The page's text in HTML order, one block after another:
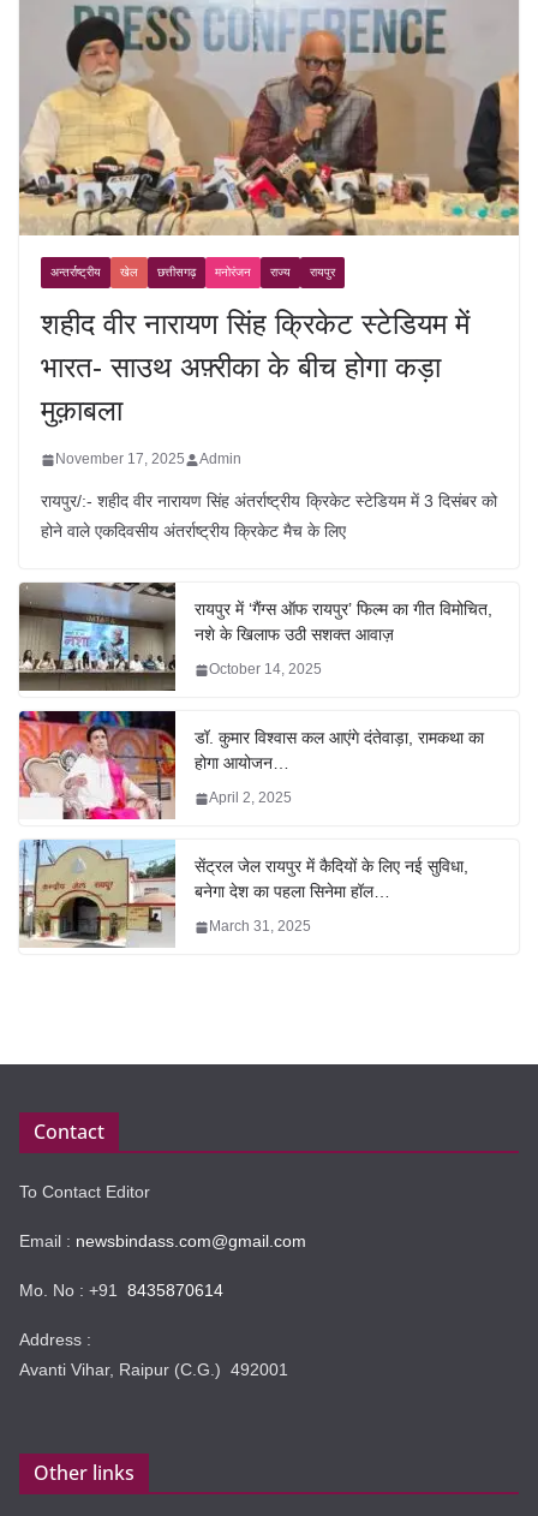
अन्तर्राष्ट्रीय खेल छत्तीसगढ़ मनोरंजन राज्य रायपुर
शहीद वीर नारायण सिंह क्रिकेट स्टेडियम में
भारत- साउथ अफ़्रीका के बीच होगा कड़ा
मुक़ाबला
November 17, 2025 Admin
रायपुर/:- शहीद वीर नारायण सिंह अंतर्राष्ट्रीय क्रिकेट स्टेडियम में 3 दिसंबर को
होने वाले एकदिवसीय अंतर्राष्ट्रीय क्रिकेट मैच के लिए
रायपुर में ‘गैंग्स ऑफ रायपुर’ फिल्म का गीत विमोचित,
नशे के खिलाफ उठी सशक्त आवाज़
October 14, 2025
डॉ. कुमार विश्वास कल आएंगे दंतेवाड़ा, रामकथा का
होगा आयोजन…
April 2, 2025
सेंट्रल जेल रायपुर में कैदियों के लिए नई सुविधा,
बनेगा देश का पहला सिनेमा हॉल…
March 31, 2025
Contact
To Contact Editor
Email : newsbindass.com@gmail.com
Mo. No : +91 8435870614
Address :
Avanti Vihar, Raipur (C.G.) 492001
Other links